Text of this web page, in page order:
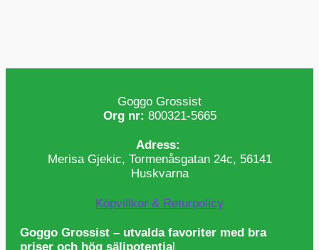
Goggo Grossist
Org nr: 800321-5665
Adress:
Merisa Gjekic, Tormenåsgatan 24c, 56141
Huskvarna
Köpvillkor & Returpolicy
Goggo Grossist – utvalda favoriter med bra
priser och hög säljpotential